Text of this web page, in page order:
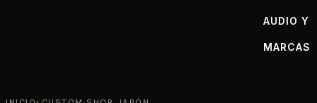
AUDIO Y
MARCAS